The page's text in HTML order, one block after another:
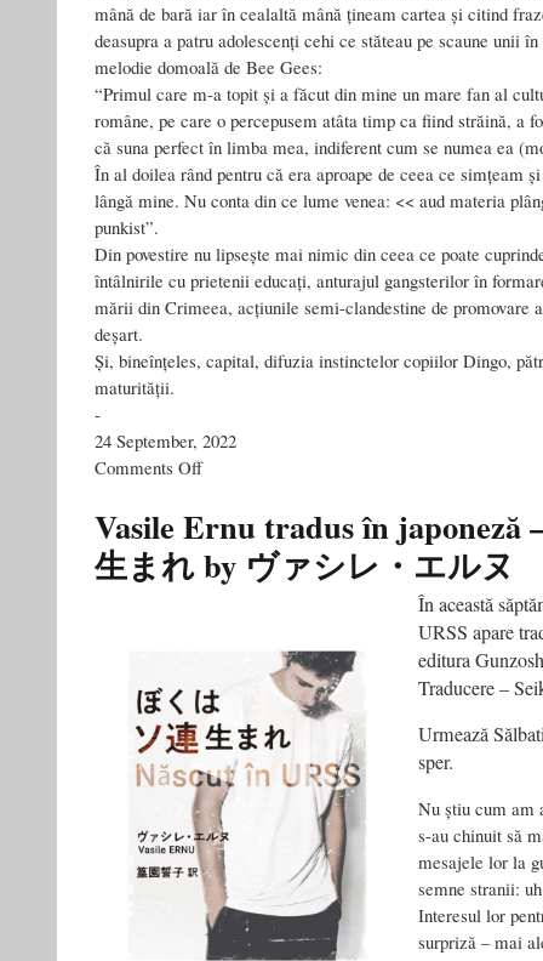
mână de bară iar în cealaltă mână țineam cartea și citind
deasupra a patru adolescenți cehi ce stăteau pe scaune unii
melodie domoală de Bee Gees:
“Primul care m-a topit și a făcut din mine un mare fan al
române, pe care o percepusem atâta timp ca fiind străină, a
că suna perfect în limba mea, indiferent cum se numea ea
În al doilea rând pentru că era aproape de ceea ce simțeam
lângă mine. Nu conta din ce lume venea: << aud materia
punkist”.
Din povestire nu lipsește mai nimic din ceea ce poate
întâlnirile cu prietenii educați, anturajul gangsterilor în
mării din Crimeea, acțiunile semi-clandestine de promovare
deșart.
Și, bineînțeles, capital, difuzia instinctelor copiilor Dingo,
maturității.
-
24 September, 2022
Comments Offon
/ Sălbaticii
Dingo
Vasile Ernu tradus în japoneză
生まれ by ヴァシレ・エルヌ
În această
URSS apare
editura
Traducere –
Urmează
sper.
Nu știu cum am
s-au chinuit să
mesajele lor la
semne stranii:
Interesul lor
surpriză – mai